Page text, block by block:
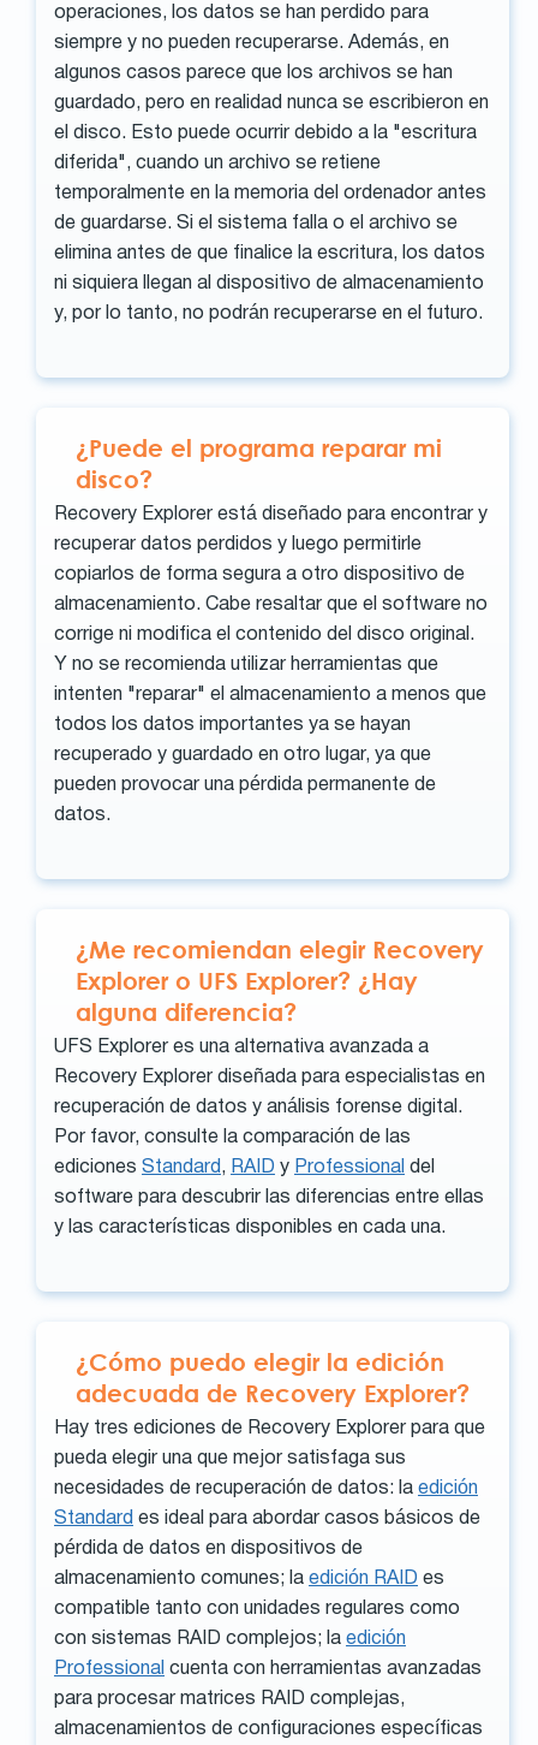
operaciones, los datos se han perdido para
siempre y no pueden recuperarse. Además, en
algunos casos parece que los archivos se han
guardado, pero en realidad nunca se escribieron en
el disco. Esto puede ocurrir debido a la "escritura
diferida", cuando un archivo se retiene
temporalmente en la memoria del ordenador antes
de guardarse. Si el sistema falla o el archivo se
elimina antes de que finalice la escritura, los datos
ni siquiera llegan al dispositivo de almacenamiento
y, por lo tanto, no podrán recuperarse en el futuro.
¿Puede el programa reparar mi
disco?
Recovery Explorer está diseñado para encontrar y
recuperar datos perdidos y luego permitirle
copiarlos de forma segura a otro dispositivo de
almacenamiento. Cabe resaltar que el software no
corrige ni modifica el contenido del disco original.
Y no se recomienda utilizar herramientas que
intenten "reparar" el almacenamiento a menos que
todos los datos importantes ya se hayan
recuperado y guardado en otro lugar, ya que
pueden provocar una pérdida permanente de
datos.
¿Me recomiendan elegir Recovery
Explorer o UFS Explorer? ¿Hay
alguna diferencia?
UFS Explorer es una alternativa avanzada a
Recovery Explorer diseñada para especialistas en
recuperación de datos y análisis forense digital.
Por favor, consulte la comparación de las
ediciones Standard , RAID y Professional del
software para descubrir las diferencias entre ellas
y las características disponibles en cada una.
¿Cómo puedo elegir la edición
adecuada de Recovery Explorer?
Hay tres ediciones de Recovery Explorer para que
pueda elegir una que mejor satisfaga sus
necesidades de recuperación de datos: la edición
Standard es ideal para abordar casos básicos de
pérdida de datos en dispositivos de
almacenamiento comunes; la edición RAID es
compatible tanto con unidades regulares como
con sistemas RAID complejos; la edición
Professional cuenta con herramientas avanzadas
para procesar matrices RAID complejas,
almacenamientos de configuraciones específicas